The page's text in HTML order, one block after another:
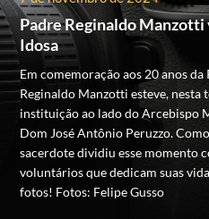
Padre Reginaldo Manzotti
Idosa
Em comemoração aos 20 anos
Reginaldo Manzotti esteve, nesta
instituição ao lado do Arcebispo
Dom José Antônio Peruzzo.
sacerdote dividiu esse momento
voluntários que dedicam suas
fotos! Fotos: Felipe Gusso